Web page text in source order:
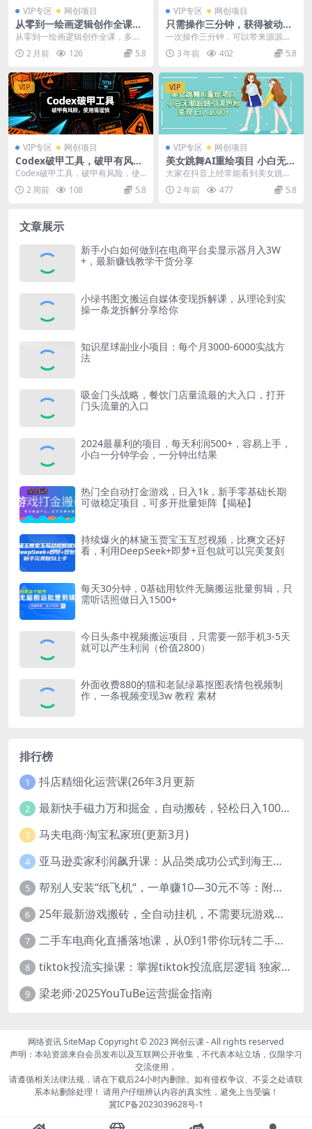
VIP专区 网创项目
从零到一绘画逻辑创作全课，
多软件通用绘画技法，吃透人
体结构与造型设计，零基础轻
松进阶接单变现
从零到一绘画逻辑创作全课，多软
件通用绘画技法，吃透人体结构与
造型设计，零基础轻松...
2 月前 126 5.8
VIP专区 网创项目
只需操作三分钟，获得被动美
金收入，后期轻松躺赚，保姆
级教程
一次操作三分钟，可以带来源源不
断的被动收入。操作的多后期直接
躺着赚钱。 今天给大...
3 年前 402 5.8
VIP
VIP专区 网创项目
Codex破甲工具，破甲有风
险，使用需谨慎
Codex破甲工具，破甲有风险，使
用需谨慎 课程介绍 Codex是OpenA
I面...2 周前 108 5.8
VIP
VIP专区 网创项目
美女跳舞AI重绘项目 小白无脑
跟做引流色粉变现 日入1000+
大家在抖音上经常能看到美女跳舞
的视频，但是都是重绘过的。可以
看到基本上这种视频都...
2 年前 477 5.8
文章展示
新手小白如何做到在电商平台卖显示器月入3W
+，最新赚钱教学干货分享
小绿书图文搬运自媒体变现拆解课，从理论到实
操一条龙拆解分享给你
知识星球副业小项目：每个月3000-6000实战方
法
吸金门头战略，餐饮门店量流最的大入口，打开
门头流量的入口
2024最暴利的项目，每天利润500+，容易上手，
小白一分钟学会，一分钟出结果
热门全自动打金游戏，日入1k，新手零基础长期
可做稳定项目，可多开批量矩阵【揭秘】
持续爆火的林黛玉贾宝玉互怼视频，比爽文还好
看，利用DeepSeek+即梦+豆包就可以完美复刻
每天30分钟，0基础用软件无脑搬运批量剪辑，只
需听话照做日入1500+
今日头条中视频搬运项目，只需要一部手机3-5天
就可以产生利润（价值2800）
外面收费880的猫和老鼠绿幕抠图表情包视频制
作，一条视频变现3w 教程 素材
排行榜
1 抖店精细化运营课(26年3月更新
2 最新快手磁力万和掘金，自动搬砖，轻松日入100-200，操作简单
3 马夫电商·淘宝私家班(更新3月)
4 亚马逊卖家利润飙升课：从品类成功公式到海王打法，让每个SKU都成爆款一路飙升(更新26年3月
5 帮别人安装“纸飞机“，一单赚10—30元不等：附：免费节点
6 25年最新游戏搬砖，全自动挂机，不需要玩游戏，单手机操作日入300+
7 二手车电商化直播落地课，从0到1带你玩转二手车直播
8 tiktok投流实操课：掌握tiktok投流底层逻辑 独家TK投流玩法
9 梁老师·2025YouTuBe运营掘金指南
网络资讯SiteMap Copyright © 2023 网创云课- All rights reserved
声明：本站资源来自会员发布以及互联网公开收集，不代表本站立场，仅限学习
交流使用，
请遵循相关法律法规，请在下载后24小时内删除。如有侵权争议、不妥之处请联
系本站删除处理！ 请用户仔细辨认内容的真实性，避免上当受骗！
冀ICP备2023039628号-1